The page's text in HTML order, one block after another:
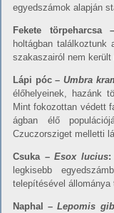
egyedszámok alapján
Fekete törpeharcsa
holtágban
szakaszairól nem került
Lápi póc –Umbra
élőhelyeinek, hazánk
Mint fokozottan védett
ágban élő
Czuczorsziget melletti
Csuka –Esox lucius:
legkisebb
telepítésével állománya
Naphal –Lepomis